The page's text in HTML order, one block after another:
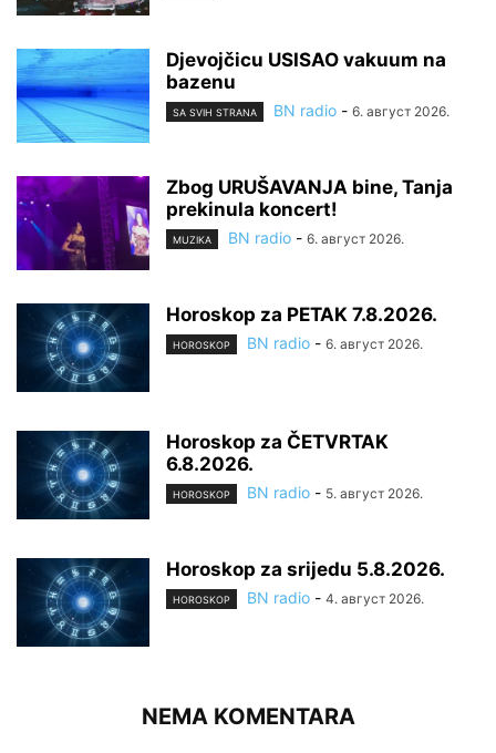
Djevojčicu USISAO vakuum na
bazenu
SA SVIH STRANA BN radio - 6. август 2026.
Zbog URUŠAVANJA bine, Tanja
prekinula koncert!
MUZIKA BN radio - 6. август 2026.
Horoskop za PETAK 7.8.2026.
HOROSKOP BN radio - 6. август 2026.
Horoskop za ČETVRTAK
6.8.2026.
HOROSKOP BN radio - 5. август 2026.
Horoskop za srijedu 5.8.2026.
HOROSKOP BN radio - 4. август 2026.
NEMA KOMENTARA